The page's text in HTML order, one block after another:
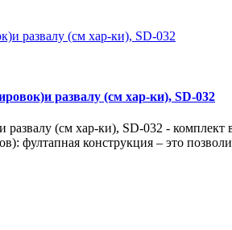
развалу (см хар-ки), SD-032
(см хар-ки), SD-032 - комплект
фултапная конструкция – это